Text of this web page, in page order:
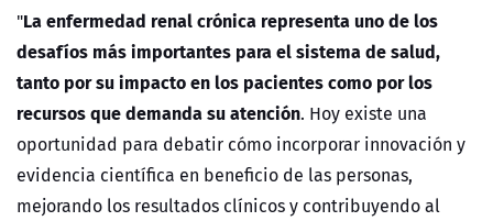
"La enfermedad renal crónica representa uno de los
desafíos más importantes para el sistema de salud,
tanto por su impacto en los pacientes como por los
recursos que demanda su atención. Hoy existe una
oportunidad para debatir cómo incorporar innovación y
evidencia científica en beneficio de las personas,
mejorando los resultados clínicos y contribuyendo al